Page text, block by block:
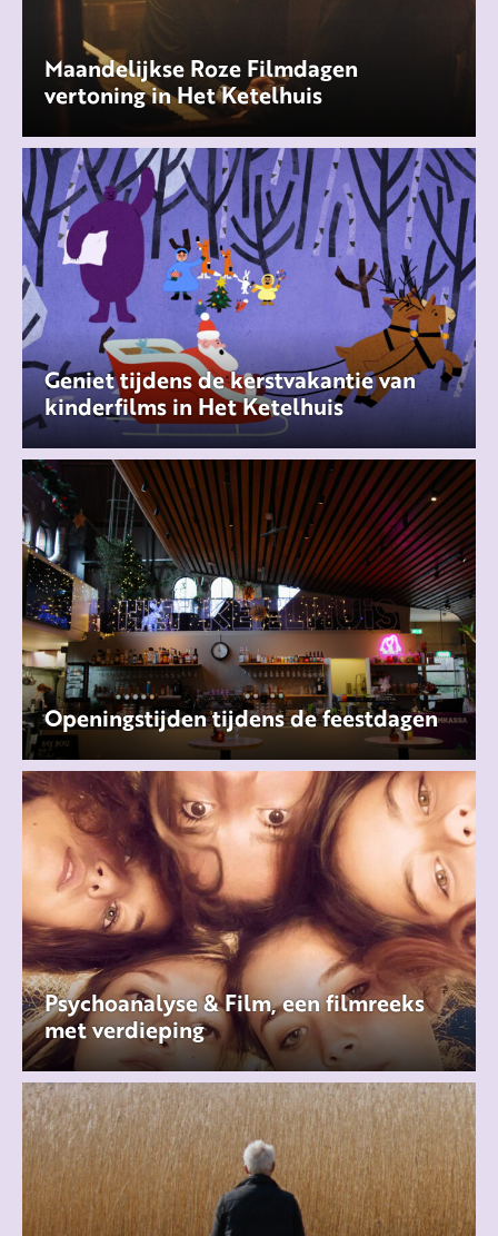
Maandelijkse Roze Filmdagen
vertoning in Het Ketelhuis
Geniet tijdens de kerstvakantie van
kinderfilms in Het Ketelhuis
Openingstijden tijdens de feestdagen
Psychoanalyse & Film, een filmreeks
met verdieping